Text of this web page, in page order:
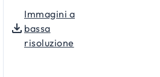
Immagini a
bassa
risoluzione